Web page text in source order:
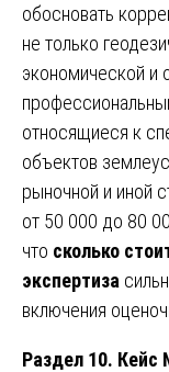
обосновать
не только
экономической и
относящиеся к
объектов
рыночной и иной
от 50 000 до 80
что сколько
экспертиза
включения
Раздел 10.